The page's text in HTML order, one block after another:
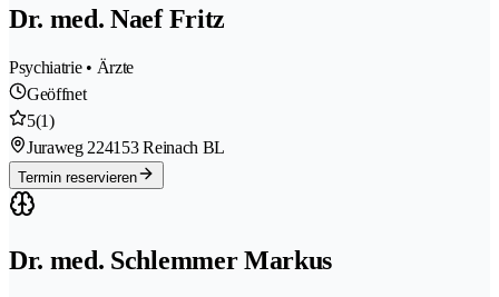
Dr. med. Naef Fritz
Psychiatrie • Ärzte
Geöffnet
5(1)
Juraweg 224153 Reinach BL
Termin reservieren
Dr. med. Schlemmer Markus